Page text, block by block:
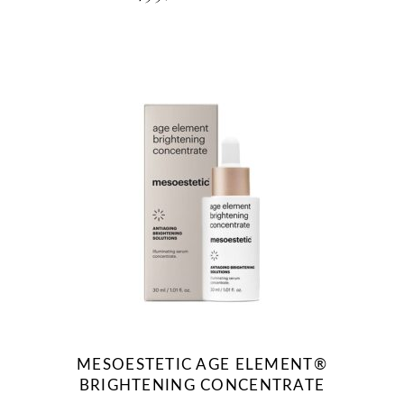
MESOESTETIC AGE ELEMENT®
BRIGHTENING CONCENTRATE